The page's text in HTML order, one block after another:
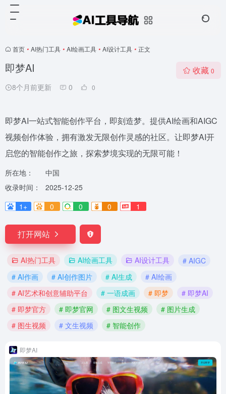
首页 • AI热门工具 • AI绘画工具 • AI设计工具 • 正文
即梦AI
8个月前更新 0 0
收藏 0
即梦AI一站式智能创作平台，即刻造梦。提供AI绘画和AIGC
视频创作体验，拥有激发无限创作灵感的社区。让即梦AI开
启您的智能创作之旅，探索梦境实现的无限可能！
所在地：
中国
收录时间：
2025-12-25
1+
0 0 0 1
打开网站
AI热门工具 AI绘画工具 AI设计工具
# AIGC
# AI作画
# AI创作图片 # AI生成
# AI绘画
# AI艺术和创意辅助平台
# 一语成画 # 即梦
# 即梦AI
# 即梦官方
# 即梦官网 # 图文生视频
# 图片生成
# 图生视频
# 文生视频 # 智能创作
即梦AI